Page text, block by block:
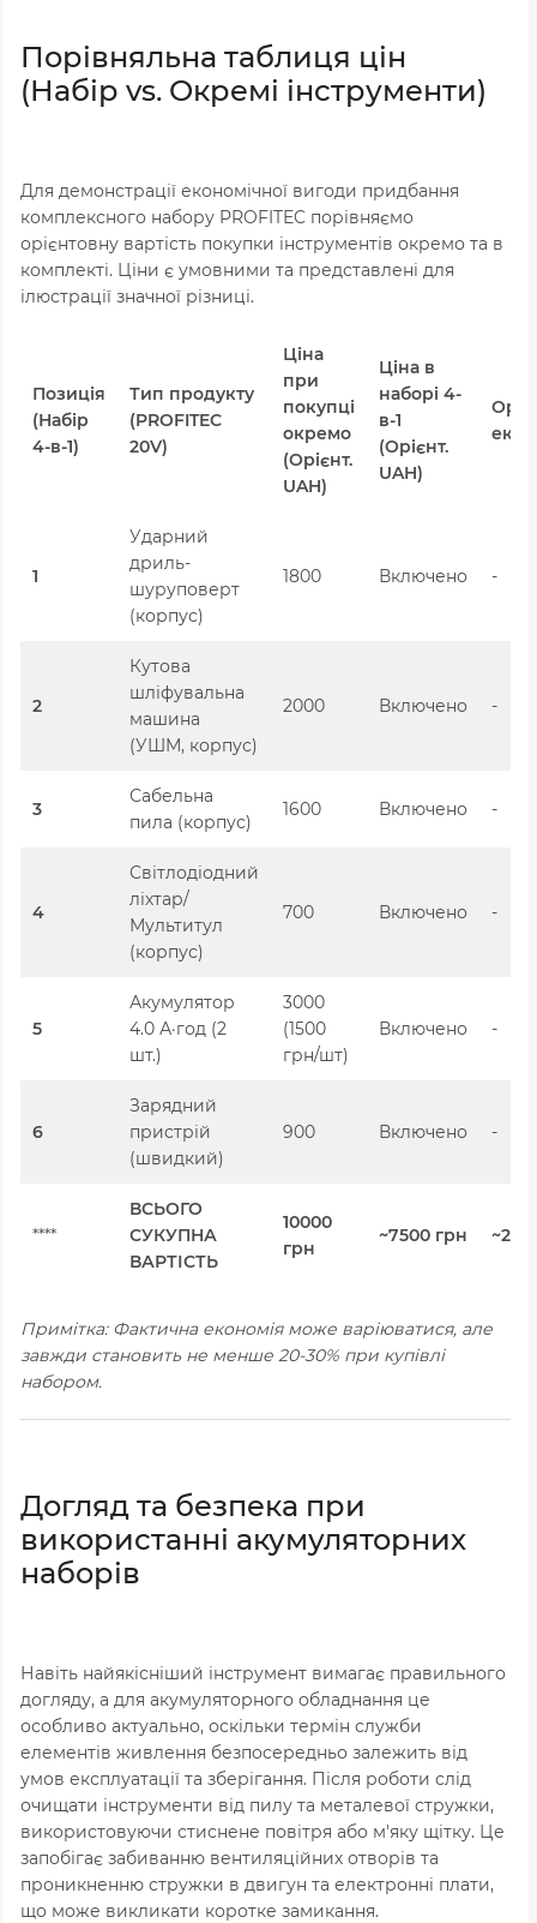
Порівняльна таблиця цін
(Набір vs. Окремі інструменти)
Для демонстрації економічної вигоди придбання
комплексного набору PROFITEC порівняємо
орієнтовну вартість покупки інструментів окремо та в
комплекті. Ціни є умовними та представлені для
ілюстрації значної різниці.
Позиція
(Набір
4-в-1)
Тип продукту
(PROFITEC
20V)
Ціна
при
покупці
окремо
(Орієнт.
UAH)
Ціна в
наборі 4-
в-1
(Орієнт.
UAH)
1
Ударний
дриль-
шуруповерт
(корпус)
1800 Включено -
2
Кутова
шліфувальна
машина
(УШМ, корпус)
2000 Включено -
3
Сабельна
пила (корпус)
1600 Включено -
4
Світлодіодний
ліхтар/
Мультитул
(корпус)
700 Включено -
5
Акумулятор
4.0 А·год (2
шт.)
3000
(1500
грн/шт)
Включено -
6
Зарядний
пристрій
(швидкий)
900 Включено -
****
ВСЬОГО
СУКУПНА
ВАРТІСТЬ
10000
грн
~7500 грн
Примітка: Фактична економія може варіюватися, але
завжди становить не менше 20-30% при купівлі
набором.
Догляд та безпека при
використанні акумуляторних
наборів
Навіть найякісніший інструмент вимагає правильного
догляду, а для акумуляторного обладнання це
особливо актуально, оскільки термін служби
елементів живлення безпосередньо залежить від
умов експлуатації та зберігання. Після роботи слід
очищати інструменти від пилу та металевої стружки,
використовуючи стиснене повітря або м'яку щітку. Це
запобігає забиванню вентиляційних отворів та
проникненню стружки в двигун та електронні плати,
що може викликати коротке замикання.